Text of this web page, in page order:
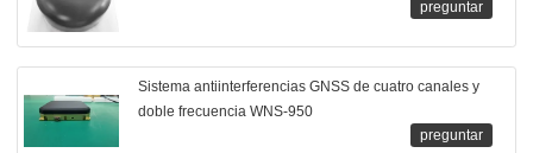
preguntar
Sistema antiinterferencias GNSS de cuatro canales y
doble frecuencia WNS-950
preguntar